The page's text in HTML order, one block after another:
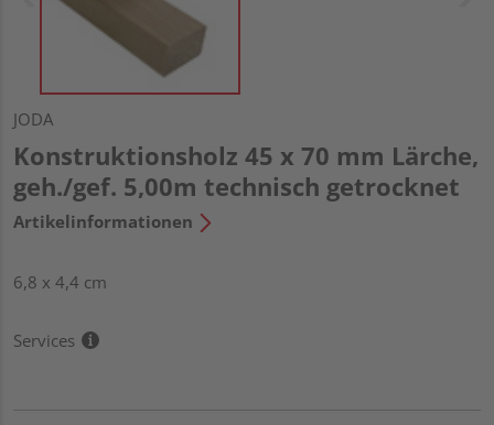
JODA
Konstruktionsholz 45 x 70 mm Lärche,
geh./gef. 5,00m technisch getrocknet
Artikelinformationen
6,8 x 4,4 cm
Services